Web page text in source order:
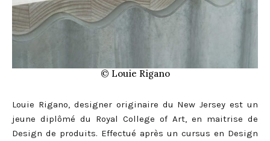
© Louie Rigano
Louie Rigano, designer originaire du New Jersey est un
jeune diplômé du Royal College of Art, en maitrise de
Design de produits. Effectué après un cursus en Design